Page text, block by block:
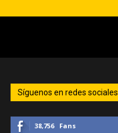
Síguenos en redes sociales
38,756 Fans